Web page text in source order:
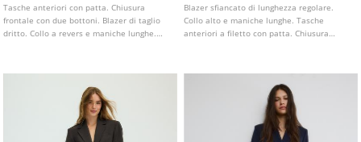
Tasche anteriori con patta. Chiusura
frontale con due bottoni. Blazer di taglio
dritto. Collo a revers e maniche lunghe.
Blazer sfiancato di lunghezza regolare.
Collo alto e maniche lunghe. Tasche
anteriori a filetto con patta. Chiusura